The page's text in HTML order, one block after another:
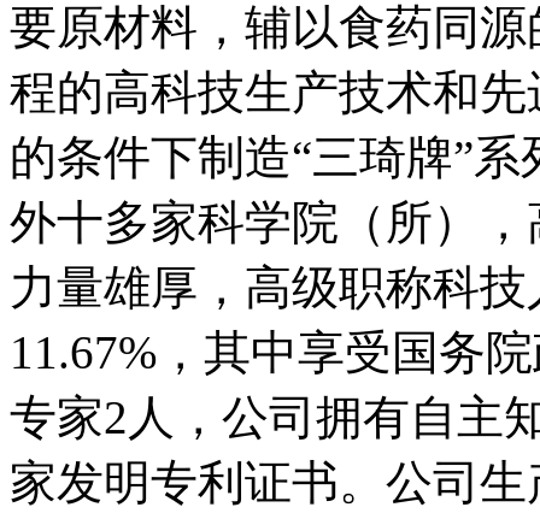
要原材料，辅以食药同
程的高科技生产技术和
的条件下制造“三琦牌
外十多家科学院（所）
力量雄厚，高级职称科
11.67%，其中享受国务
专家2人，公司拥有自
家发明专利证书。公司